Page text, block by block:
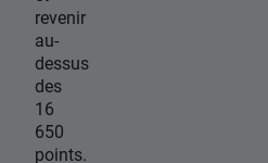
revenir
au-
dessus
des
16
650
points.